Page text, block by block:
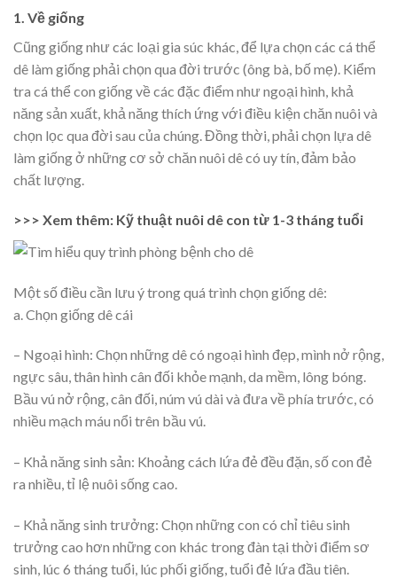
1. Về giống
Cũng giống như các loại gia súc khác, để lựa chọn các cá thể
dê làm giống phải chọn qua đời trước (ông bà, bố mẹ). Kiểm
tra cá thể con giống về các đặc điểm như ngoại hình, khả
năng sản xuất, khả năng thích ứng với điều kiện chăn nuôi và
chọn lọc qua đời sau của chúng. Đồng thời, phải chọn lựa dê
làm giống ở những cơ sở chăn nuôi dê có uy tín, đảm bảo
chất lượng.
>>> Xem thêm: Kỹ thuật nuôi dê con từ 1-3 tháng tuổi
Một số điều cần lưu ý trong quá trình chọn giống dê:
a. Chọn giống dê cái
– Ngoại hình: Chọn những dê có ngoại hình đẹp, mình nở rộng,
ngực sâu, thân hình cân đối khỏe mạnh, da mềm, lông bóng.
Bầu vú nở rộng, cân đối, núm vú dài và đưa về phía trước, có
nhiều mạch máu nổi trên bầu vú.
– Khả năng sinh sản: Khoảng cách lứa đẻ đều đặn, số con đẻ
ra nhiều, tỉ lệ nuôi sống cao.
– Khả năng sinh trưởng: Chọn những con có chỉ tiêu sinh
trưởng cao hơn những con khác trong đàn tại thời điểm sơ
sinh, lúc 6 tháng tuổi, lúc phối giống, tuổi đẻ lứa đầu tiên.